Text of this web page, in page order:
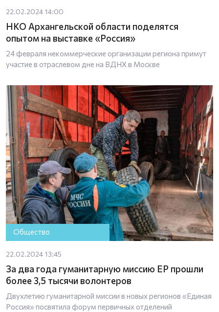
22.02.2024 14:00
НКО Архангельской области поделятся
опытом на выставке «Россия»
24 февраля некоммерческие организации региона примут
участие в отраслевом дне на ВДНХ в Москве
Общество
22.02.2024 13:45
За два года гуманитарную миссию ЕР прошли
более 3,5 тысячи волонтеров
Двухлетию гуманитарной миссии в новых регионов «Единая
Россия» посвятила форум первичных отделений